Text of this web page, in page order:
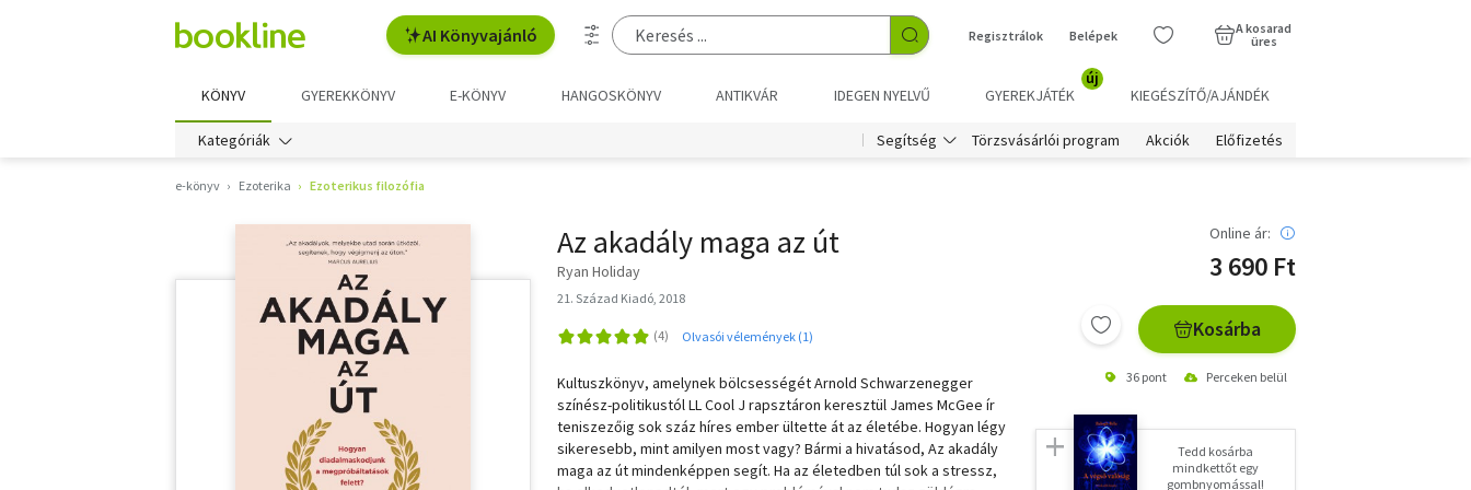
AI Könyvajánló Regisztrálok Belépek
A kosarad
üres
KÖNYV GYEREKKÖNYV E-KÖNYV HANGOSKÖNYV ANTIKVÁR IDEGEN NYELVŰ GYEREKJÁTÉK
új
KIEGÉSZÍTŐ/AJÁNDÉK
Kategóriák Segítség Törzsvásárlói program Akciók Előfizetés
e-könyv Ezoterika Ezoterikus filozófia
Az akadály maga az út
Ryan Holiday
21. Század Kiadó, 2018
Olvasói vélemények (1)
Kultuszkönyv, amelynek bölcsességét Arnold Schwarzenegger
színész-politikustól LL Cool J rapsztáron keresztül James McGee ír
teniszezőig sok száz híres ember ültette át az életébe. Hogyan légy
sikeresebb, mint amilyen most vagy? Bármi a hivatásod, Az akadály
maga az út mindenképpen segít. Ha az életedben túl sok a stressz,
Online ár:
3 690 Ft
Kosárba
36 pont Perceken belül
Tedd kosárba
mindkettőt egy
gombnyomással!